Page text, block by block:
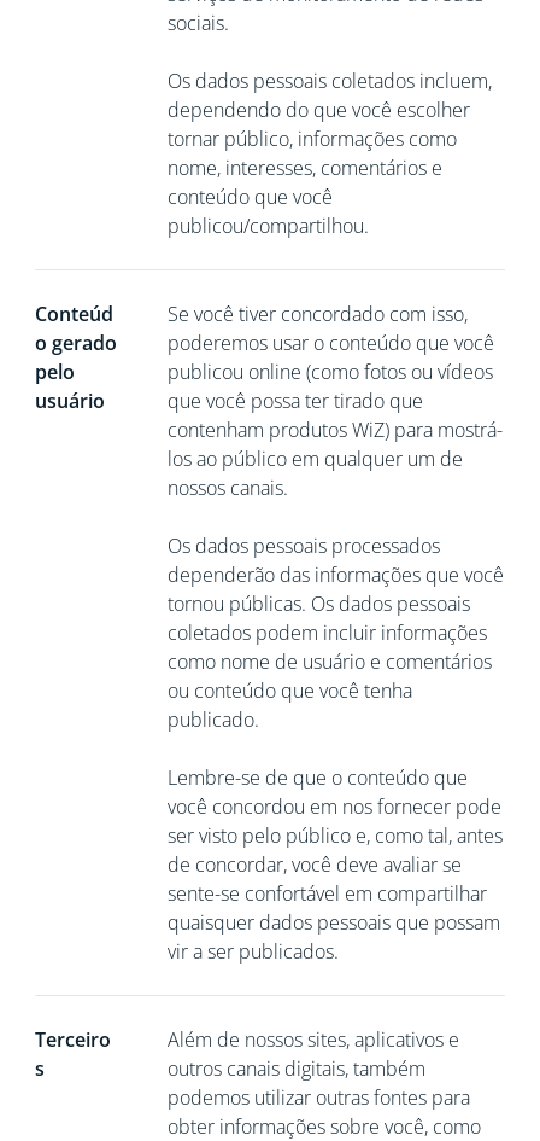
sociais.
Os dados pessoais coletados incluem,
dependendo do que você escolher
tornar público, informações como
nome, interesses, comentários e
conteúdo que você
publicou/compartilhou.
Conteúd
o gerado
pelo
usuário
Se você tiver concordado com isso,
poderemos usar o conteúdo que você
publicou online (como fotos ou vídeos
que você possa ter tirado que
contenham produtos WiZ) para mostrá-
los ao público em qualquer um de
nossos canais.
Os dados pessoais processados
dependerão das informações que você
tornou públicas. Os dados pessoais
coletados podem incluir informações
como nome de usuário e comentários
ou conteúdo que você tenha
publicado.
Lembre-se de que o conteúdo que
você concordou em nos fornecer pode
ser visto pelo público e, como tal, antes
de concordar, você deve avaliar se
sente-se confortável em compartilhar
quaisquer dados pessoais que possam
vir a ser publicados.
Terceiro
s
Além de nossos sites, aplicativos e
outros canais digitais, também
podemos utilizar outras fontes para
obter informações sobre você, como